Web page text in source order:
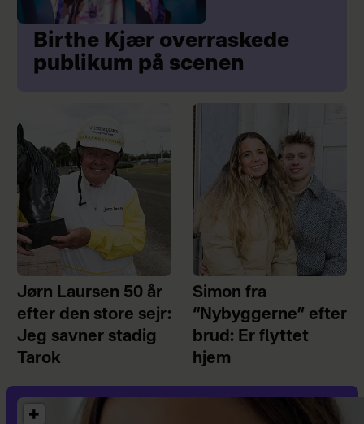
Birthe Kjær overraskede
publikum på scenen
Jørn Laursen 50 år
efter den store sejr:
Jeg savner stadig
Tarok
Simon fra
“Nybyggerne” efter
brud: Er flyttet
hjem